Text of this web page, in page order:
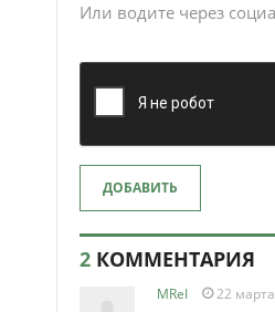
Или водите через
ДОБАВИТЬ
2 КОММЕНТАРИЯ
MReI 22